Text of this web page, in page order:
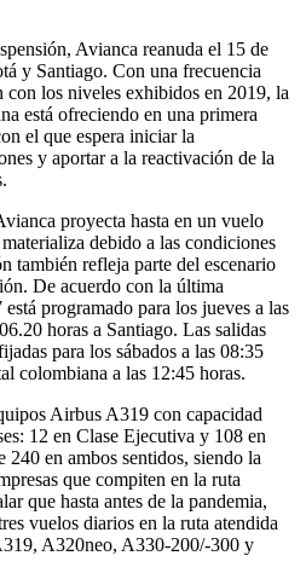
Avianca reanuda el 15 de
y Santiago. Con una frecuencia
los niveles exhibidos en 2019, la
está ofreciendo en una primera
el que espera iniciar la
y aportar a la reactivación de la
proyecta hasta en un vuelo
debido a las condiciones
también refleja parte del escenario
De acuerdo con la última
programado para los jueves a las
horas a Santiago. Las salidas
para los sábados a las 08:35
colombiana a las 12:45 horas.
Airbus A319 con capacidad
12 en Clase Ejecutiva y 108 en
en ambos sentidos, siendo la
que compiten en la ruta
que hasta antes de la pandemia,
vuelos diarios en la ruta atendida
A320neo, A330-200/-300 y